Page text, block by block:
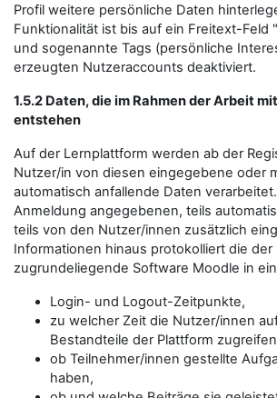
Profil weitere persönliche Daten
Funktionalität ist bis auf ein Freitext-Feld
und sogenannte Tags (persönliche
erzeugten Nutzeraccounts deaktiviert.
1.5.2 Daten, die im Rahmen der Arbeit
entstehen
Auf der Lernplattform werden ab der
Nutzer/in von diesen eingegebene oder
automatisch anfallende Daten
Anmeldung angegebenen, teils
teils von den Nutzer/innen zusätzlich
Informationen hinaus protokolliert die der
zugrundeliegende Software Moodle in
Login- und Logout-Zeitpunkte,
zu welcher Zeit die Nutzer/innen
Bestandteile der Plattform
ob Teilnehmer/innen gestellte
haben,